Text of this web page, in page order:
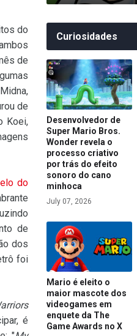
do
de
de
Koei,
do
de
dos
foi
é
Curiosidades
Desenvolvedor de
Super Mario Bros.
Wonder revela o
processo criativo
por trás do efeito
sonoro do cano
minhoca
July 07, 2026
Mario é eleito o
maior mascote dos
videogames em
enquete da The
Game Awards no X